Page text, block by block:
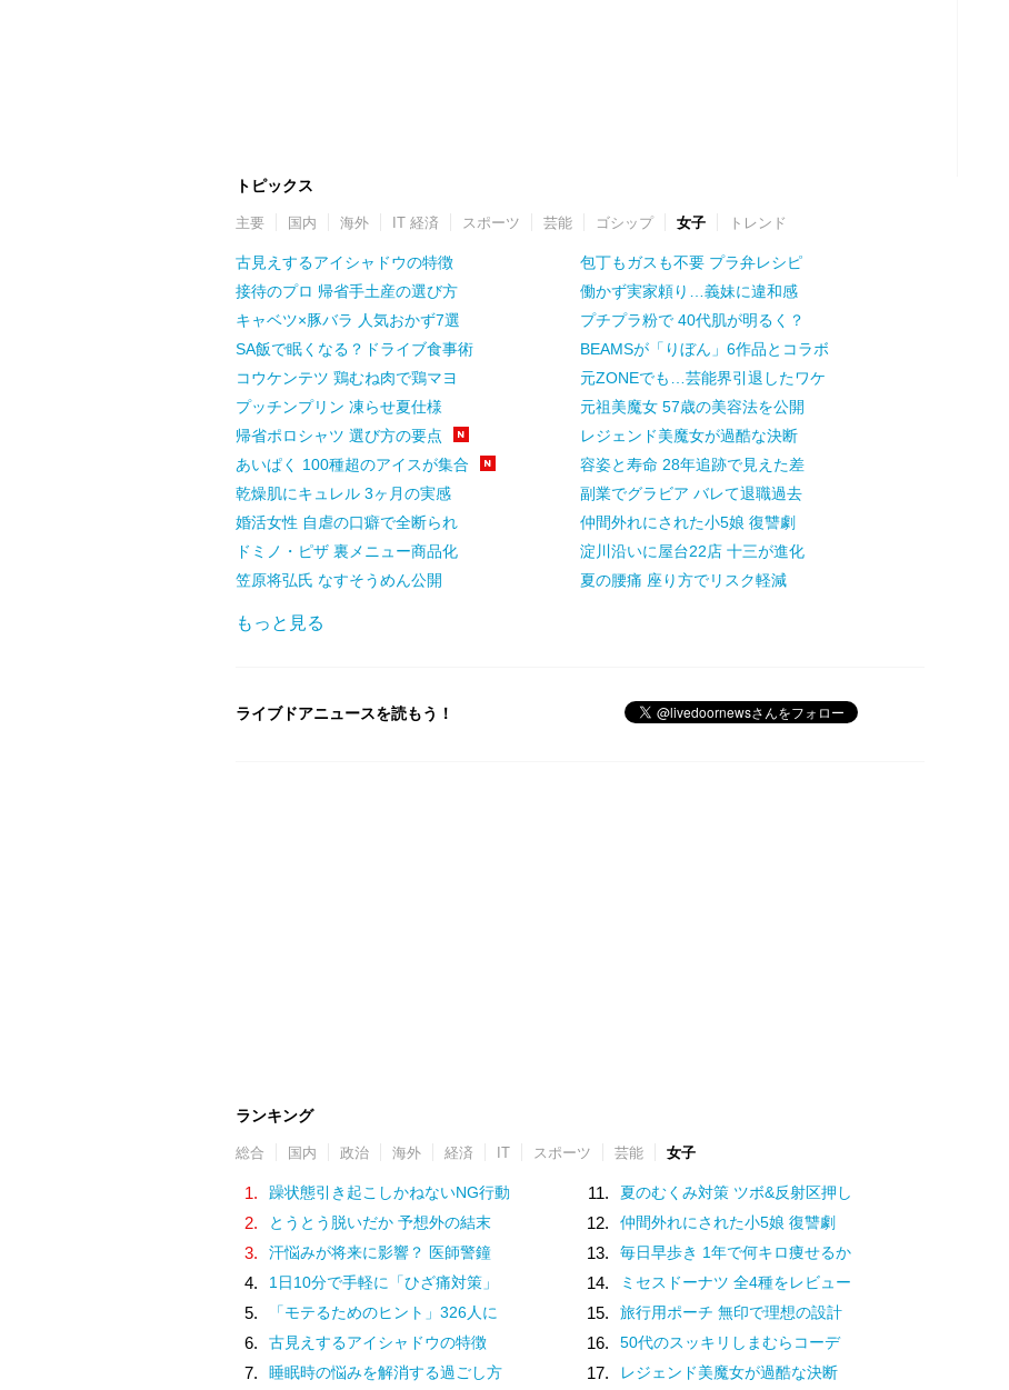
トピックス
主要 国内 海外 IT 経済 スポーツ 芸能 ゴシップ 女子 トレンド
古見えするアイシャドウの特徴
接待のプロ 帰省手土産の選び方
キャベツ×豚バラ 人気おかず7選
SA飯で眠くなる？ドライブ食事術
コウケンテツ 鶏むね肉で鶏マヨ
プッチンプリン 凍らせ夏仕様
帰省ポロシャツ 選び方の要点
あいぱく 100種超のアイスが集合
乾燥肌にキュレル 3ヶ月の実感
婚活女性 自虐の口癖で全断られ
ドミノ・ピザ 裏メニュー商品化
笠原将弘氏 なすそうめん公開
包丁もガスも不要 プラ弁レシピ
働かず実家頼り…義妹に違和感
プチプラ粉で 40代肌が明るく？
BEAMSが「りぼん」6作品とコラボ
元ZONEでも…芸能界引退したワケ
元祖美魔女 57歳の美容法を公開
レジェンド美魔女が過酷な決断
容姿と寿命 28年追跡で見えた差
副業でグラビア バレて退職過去
仲間外れにされた小5娘 復讐劇
淀川沿いに屋台22店 十三が進化
夏の腰痛 座り方でリスク軽減
もっと見る
ライブドアニュースを読もう！
ランキング
総合 国内 政治 海外 経済 IT スポーツ 芸能 女子
1. 躁状態引き起こしかねないNG行動
2. とうとう脱いだか 予想外の結末
3. 汗悩みが将来に影響？ 医師警鐘
4. 1日10分で手軽に「ひざ痛対策」
5. 「モテるためのヒント」326人に
6. 古見えするアイシャドウの特徴
7. 睡眠時の悩みを解消する過ごし方
11. 夏のむくみ対策 ツボ&反射区押し
12. 仲間外れにされた小5娘 復讐劇
13. 毎日早歩き 1年で何キロ痩せるか
14. ミセスドーナツ 全4種をレビュー
15. 旅行用ポーチ 無印で理想の設計
16. 50代のスッキリしまむらコーデ
17. レジェンド美魔女が過酷な決断